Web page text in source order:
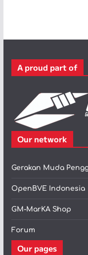
r
A proud part of
Our network
Gerakan Muda
OpenBVE Indonesia
GM-MarKA Shop
Forum
Our pages